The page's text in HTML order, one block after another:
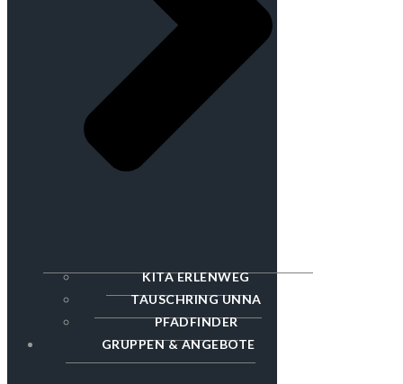
KITA ERLENWEG
TAUSCHRING UNNA
PFADFINDER
GRUPPEN & ANGEBOTE